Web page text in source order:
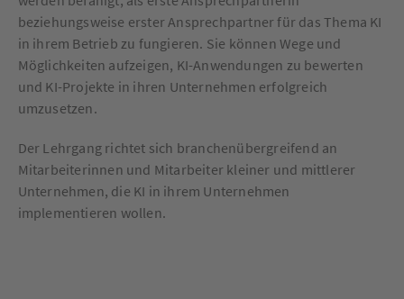
beziehungsweise erster Ansprechpartner für das Thema KI
in ihrem Betrieb zu fungieren. Sie können Wege und
Möglichkeiten aufzeigen, KI-Anwendungen zu bewerten
und KI-Projekte in ihren Unternehmen erfolgreich
umzusetzen.
Der Lehrgang richtet sich branchenübergreifend an
Mitarbeiterinnen und Mitarbeiter kleiner und mittlerer
Unternehmen, die KI in ihrem Unternehmen
implementieren wollen.